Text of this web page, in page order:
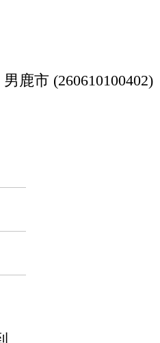
鹿市 (260610100402)